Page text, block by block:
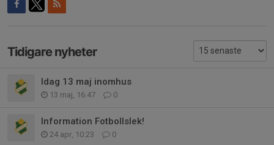
Tidigare nyheter
Idag 13 maj inomhus
13 maj, 16:47 0
Information Fotbollslek!
24 apr, 10:23 0